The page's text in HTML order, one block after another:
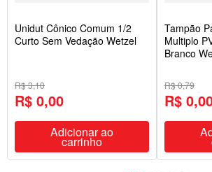
Unidut Cônico Comum 1/2
Curto Sem Vedação Wetzel
R$ 3,10
R$ 0,00
Adicionar ao
carrinho
Tampão
Multiplo
Branco
R$ 0,79
R$